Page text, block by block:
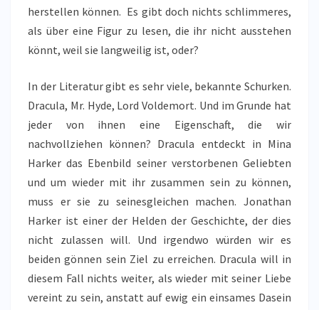
herstellen können. Es gibt doch nichts schlimmeres,
als über eine Figur zu lesen, die ihr nicht ausstehen
könnt, weil sie langweilig ist, oder?
In der Literatur gibt es sehr viele, bekannte Schurken.
Dracula, Mr. Hyde, Lord Voldemort. Und im Grunde hat
jeder von ihnen eine Eigenschaft, die wir
nachvollziehen können? Dracula entdeckt in Mina
Harker das Ebenbild seiner verstorbenen Geliebten
und um wieder mit ihr zusammen sein zu können,
muss er sie zu seinesgleichen machen. Jonathan
Harker ist einer der Helden der Geschichte, der dies
nicht zulassen will. Und irgendwo würden wir es
beiden gönnen sein Ziel zu erreichen. Dracula will in
diesem Fall nichts weiter, als wieder mit seiner Liebe
vereint zu sein, anstatt auf ewig ein einsames Dasein